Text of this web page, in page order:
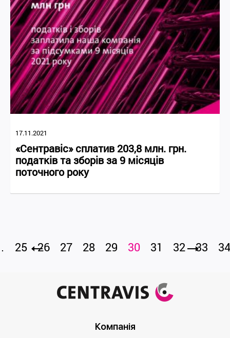
17.11.2021
«Сентравіс» сплатив 203,8 млн. грн.
податків та зборів за 9 місяців
поточного року
25 26 27 28 29 30 31 32 33 34
Компанія